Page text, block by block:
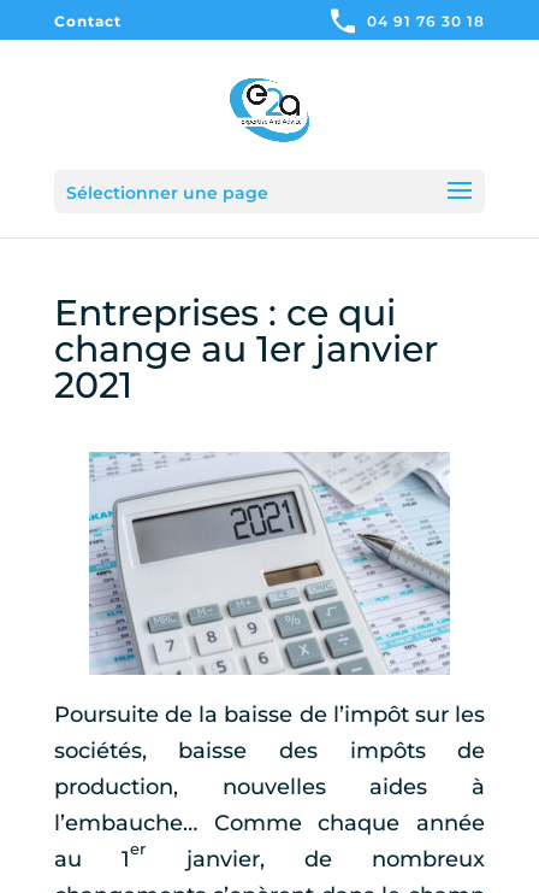
Contact 04 91 76 30 18
Sélectionner une page
Entreprises : ce qui
change au 1er janvier
2021
Poursuite de la baisse de l’impôt sur les
sociétés, baisse des impôts de
production, nouvelles aides à
l’embauche… Comme chaque année
au 1er
janvier, de nombreux